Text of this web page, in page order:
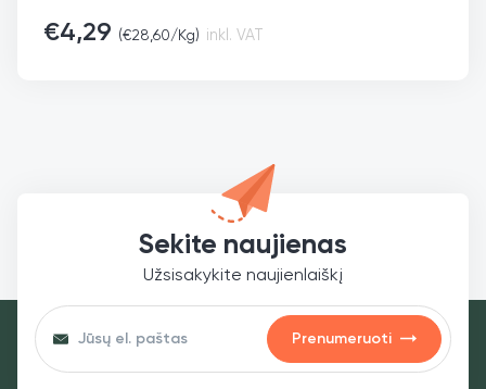
€4,29 (€28,60/Kg) inkl. VAT
Sekite naujienas
Užsisakykite naujienlaiškį
Prenumeruoti